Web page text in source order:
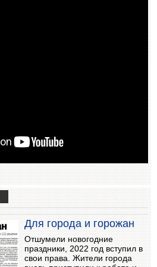
Для города и горожан
Отшумели новогодние
праздники, 2022 год вступил в
свои права. Жители города